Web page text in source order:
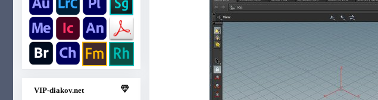
VIP-diakov.net